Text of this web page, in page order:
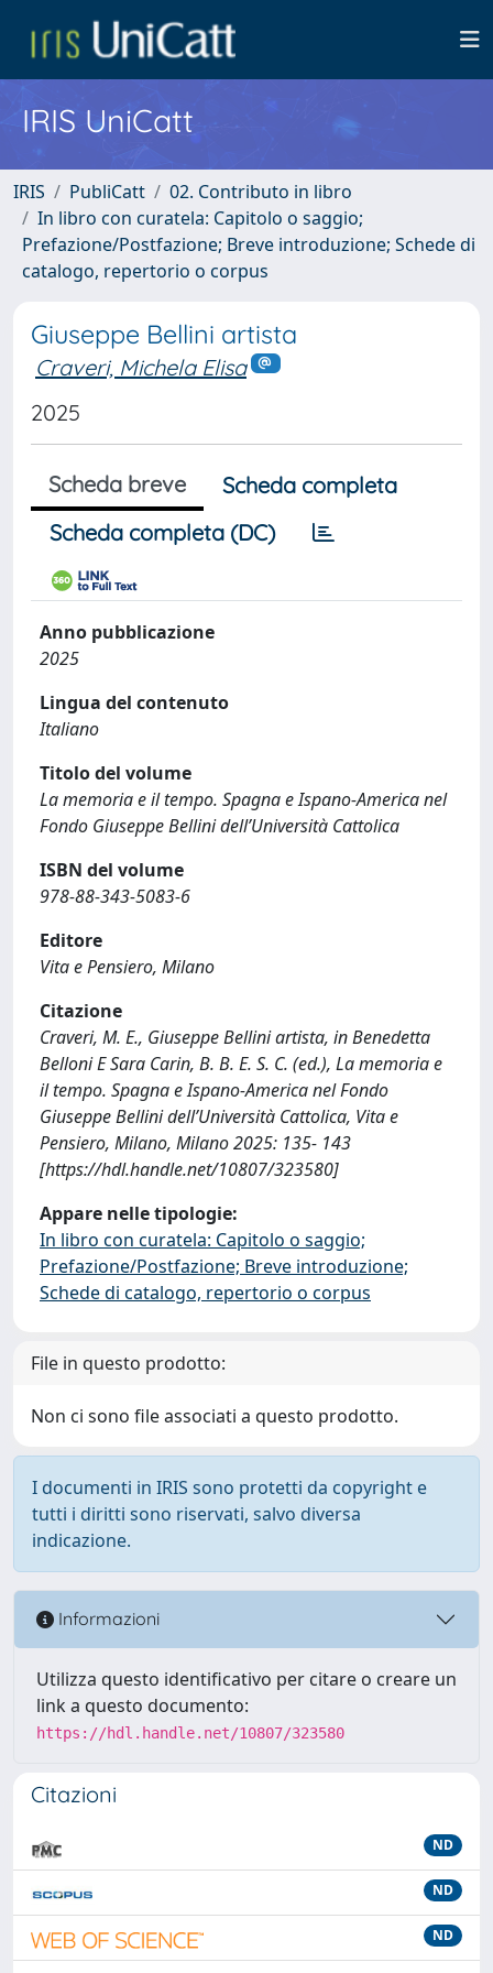
IRIS UniCatt
IRIS PubliCatt
02. Contributo in libro
In libro con curatela: Capitolo o saggio;
Prefazione/Postfazione; Breve introduzione; Schede di
catalogo, repertorio o corpus
Giuseppe Bellini artista
Craveri, Michela Elisa
2025
Scheda breve
Scheda completa
Scheda completa (DC)
Anno pubblicazione
2025
Lingua del contenuto
Italiano
Titolo del volume
La memoria e il tempo. Spagna e Ispano-America nel
Fondo Giuseppe Bellini dell’Università Cattolica
ISBN del volume
978-88-343-5083-6
Editore
Vita e Pensiero, Milano
Citazione
Craveri, M. E., Giuseppe Bellini artista, in Benedetta
Belloni E Sara Carin, B. B. E. S. C. (ed.), La memoria e
il tempo. Spagna e Ispano-America nel Fondo
Giuseppe Bellini dell’Università Cattolica, Vita e
Pensiero, Milano, Milano 2025: 135- 143
[https://hdl.handle.net/10807/323580]
Appare nelle tipologie:
In libro con curatela: Capitolo o saggio;
Prefazione/Postfazione; Breve introduzione;
Schede di catalogo, repertorio o corpus
File in questo prodotto:
Non ci sono file associati a questo prodotto.
I documenti in IRIS sono protetti da copyright e
tutti i diritti sono riservati, salvo diversa
indicazione.
Informazioni
Utilizza questo identificativo per citare o creare un
link a questo documento:
https://hdl.handle.net/10807/323580
Citazioni
ND
ND
ND